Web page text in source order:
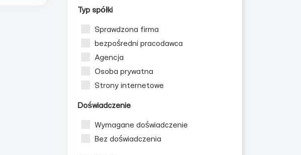
Typ spółki
Sprawdzona firma
bezpośredni pracodawca
Agencja
Osoba prywatna
Strony internetowe
Doświadczenie
Wymagane doświadczenie
Bez doświadczenia